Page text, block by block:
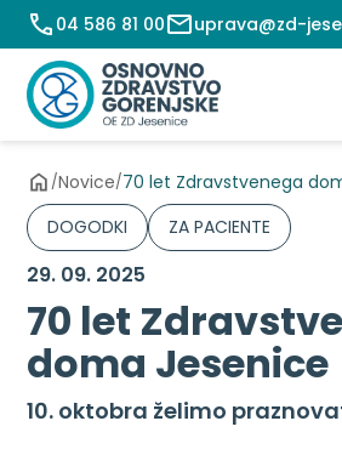
Preskoči
na
vsebino
04 586 81 00 uprava@zd-
/Novice/70 let Zdravstvenega
DOGODKI
ZA PACIENTE
29. 09. 2025
70 let
doma Jesenice
10. oktobra želimo